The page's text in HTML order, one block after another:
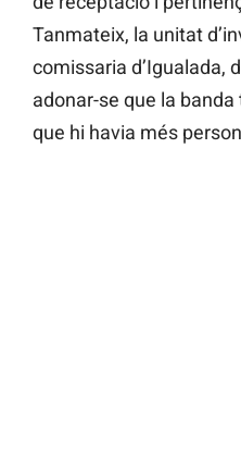
Tanmateix, la unitat
comissaria d’Igualada,
adonar-se que la
que hi havia més